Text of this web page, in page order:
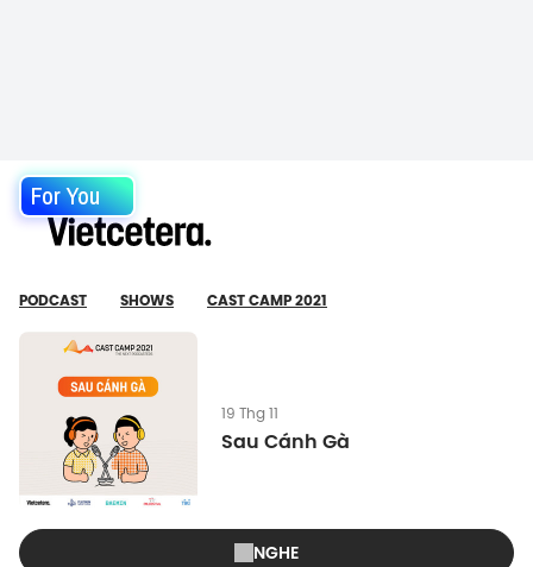
For You
PODCAST SHOWS CAST CAMP 2021
19 Thg 11
Sau Cánh Gà
NGHE